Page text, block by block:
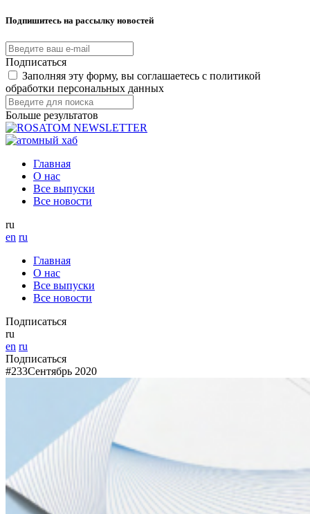
Подпишитесь на рассылку новостей
Подписаться
Заполняя эту форму, вы соглашаетесь с политикой
обработки персональных данных
Больше результатов
Главная
О нас
Все выпуски
Все новости
ru
en ru
Главная
О нас
Все выпуски
Все новости
Подписаться
ru
en ru
Подписаться
#233Сентябрь 2020